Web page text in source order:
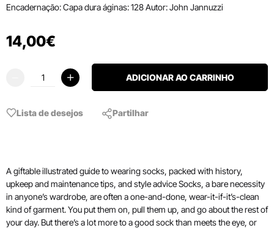
Encadernação: Capa dura áginas: 128 Autor: John Jannuzzi
14,00€
ADICIONAR AO CARRINHO
Lista de desejos Partilhar
A giftable illustrated guide to wearing socks, packed with history,
upkeep and maintenance tips, and style advice Socks, a bare necessity
in anyone’s wardrobe, are often a one-and-done, wear-it-if-it’s-clean
kind of garment. You put them on, pull them up, and go about the rest of
your day. But there’s a lot more to a good sock than meets the eye, or